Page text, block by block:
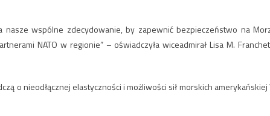
nasze wspólne zdecydowanie, by zapewnić bezpieczeństwo na
NATO w regionie” – oświadczyła wiceadmirał Lisa M.
o nieodłącznej elastyczności i możliwości sił morskich amerykańskiej